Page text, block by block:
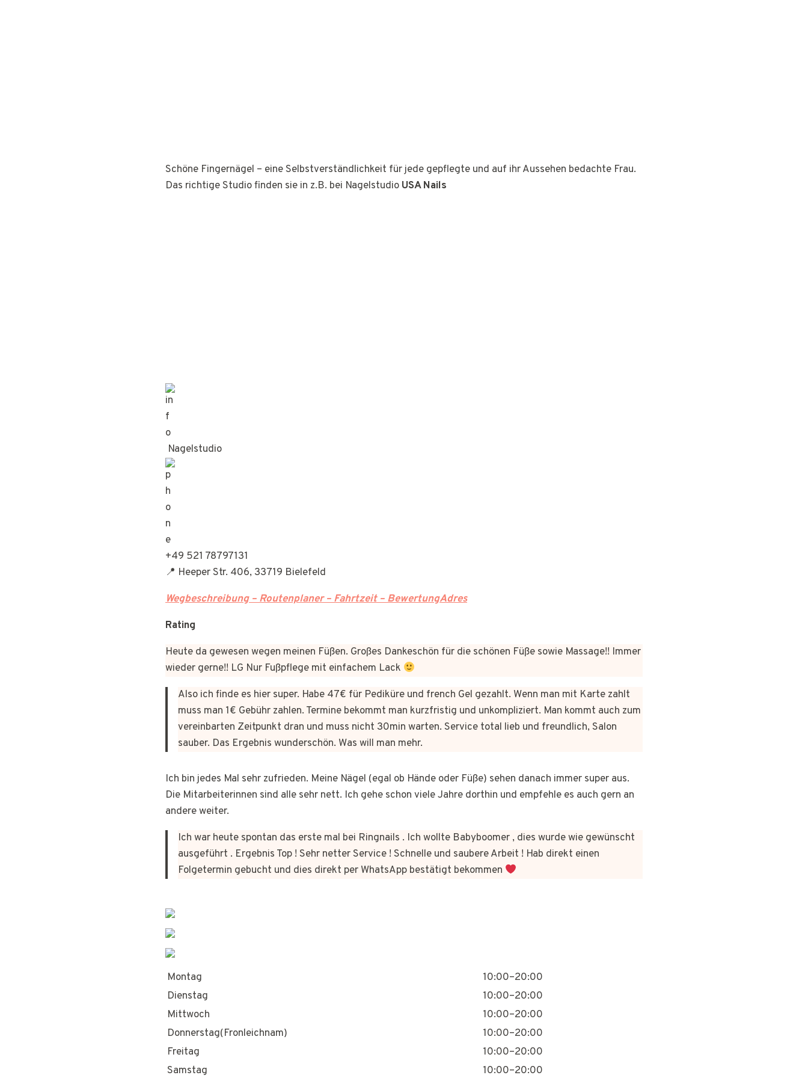
Schöne Fingernägel – eine Selbstverständlichkeit für jede gepflegte und auf ihr Aussehen bedachte Frau.
Das richtige Studio finden sie in z.B. bei Nagelstudio USA Nails
Nagelstudio
+49 521 78797131
📍 Heeper Str. 406, 33719 Bielefeld
Wegbeschreibung – Routenplaner – Fahrtzeit – BewertungAdres
Rating
Heute da gewesen wegen meinen Füßen. Großes Dankeschön für die schönen Füße sowie Massage!! Immer
wieder gerne!! LG Nur Fußpflege mit einfachem Lack
Also ich finde es hier super. Habe 47€ für Pediküre und french Gel gezahlt. Wenn man mit Karte zahlt
muss man 1€ Gebühr zahlen. Termine bekommt man kurzfristig und unkompliziert. Man kommt auch zum
vereinbarten Zeitpunkt dran und muss nicht 30min warten. Service total lieb und freundlich, Salon
sauber. Das Ergebnis wunderschön. Was will man mehr.
Ich bin jedes Mal sehr zufrieden. Meine Nägel (egal ob Hände oder Füße) sehen danach immer super aus.
Die Mitarbeiterinnen sind alle sehr nett. Ich gehe schon viele Jahre dorthin und empfehle es auch gern an
andere weiter.
Ich war heute spontan das erste mal bei Ringnails . Ich wollte Babyboomer , dies wurde wie gewünscht
ausgeführt . Ergebnis Top ! Sehr netter Service ! Schnelle und saubere Arbeit ! Hab direkt einen
Folgetermin gebucht und dies direkt per WhatsApp bestätigt bekommen
Montag
10:00–20:00
Dienstag
10:00–20:00
Mittwoch
10:00–20:00
Donnerstag(Fronleichnam)
10:00–20:00
Freitag
10:00–20:00
Samstag
10:00–20:00